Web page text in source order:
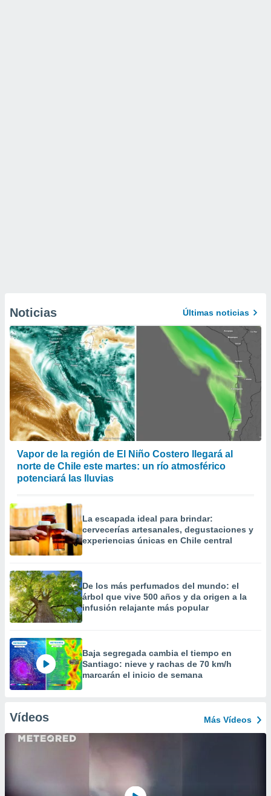
Noticias Últimas noticias
Vapor de la región de El Niño Costero llegará al
norte de Chile este martes: un río atmosférico
potenciará las lluvias
La escapada ideal para brindar:
cervecerías artesanales, degustaciones y
experiencias únicas en Chile central
De los más perfumados del mundo: el
árbol que vive 500 años y da origen a la
infusión relajante más popular
Baja segregada cambia el tiempo en
Santiago: nieve y rachas de 70 km/h
marcarán el inicio de semana
Vídeos Más Vídeos